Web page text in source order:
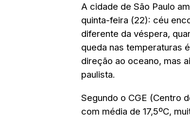
A cidade de São Paulo
quinta-feira (22): céu
diferente da véspera,
queda nas temperaturas
direção ao oceano, mas
paulista.
Segundo o CGE (Centro
com média de 17,5ºC,